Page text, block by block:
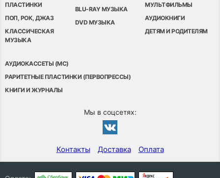
ПЛАСТИНКИ
ПОП, РОК, ДЖАЗ
КЛАССИЧЕСКАЯ
МУЗЫКА
BLU-RAY МУЗЫКА
DVD МУЗЫКА
МУЛЬТФИЛЬМЫ
АУДИОКНИГИ
ДЕТЯМ И РОДИТЕЛЯМ
АУДИОКАССЕТЫ (MC)
РАРИТЕТНЫЕ ПЛАСТИНКИ (ПЕРВОПРЕССЫ)
КНИГИ И ЖУРНАЛЫ
Мы в соцсетях:
Контакты Доставка Оплата